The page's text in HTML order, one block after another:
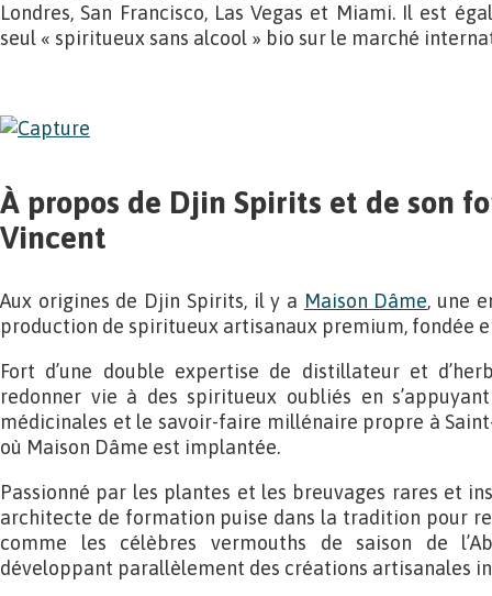
Londres, San Francisco, Las Vegas et Miami. Il est
seul « spiritueux sans alcool » bio sur le marché
À propos de Djin Spirits et de son
Vincent
Aux origines de Djin Spirits, il y a Maison Dâme, une
production de spiritueux artisanaux premium, fondée
Fort d’une double expertise de distillateur et
redonner vie à des spiritueux oubliés en
médicinales et le savoir-faire millénaire propre à
où Maison Dâme est implantée.
Passionné par les plantes et les breuvages rares et
architecte de formation puise dans la tradition pour
comme les célèbres vermouths de saison de
développant parallèlement des créations artisanales